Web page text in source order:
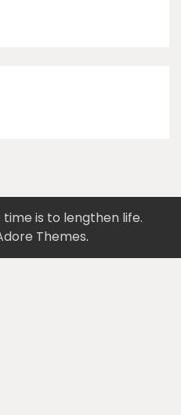
time is to lengthen life.
Themes.